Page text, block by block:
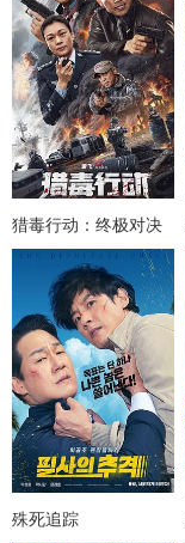
猎毒行动：终极对决
殊死追踪